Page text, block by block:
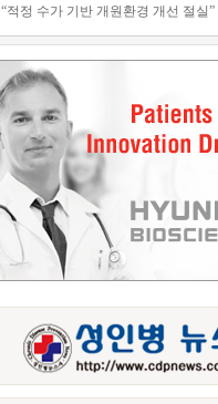
“적정 수가 기반 개원환경 개선 절실”